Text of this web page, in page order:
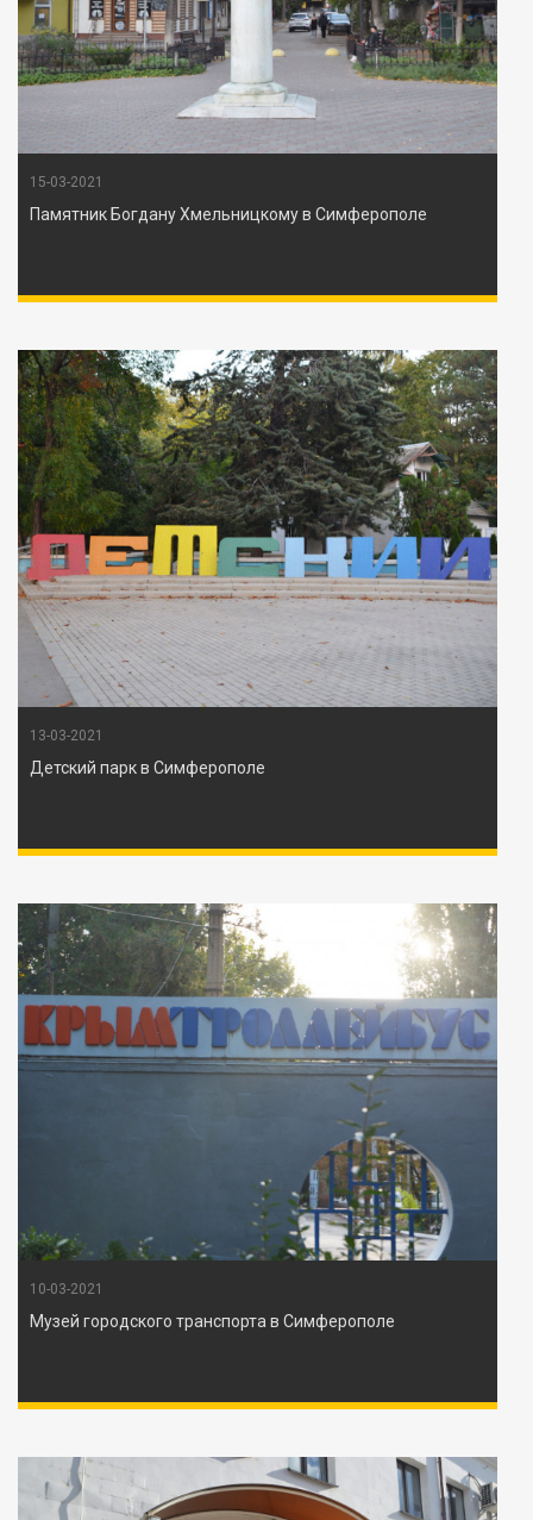
15-03-2021
Памятник Богдану Хмельницкому в Симферополе
13-03-2021
Детский парк в Симферополе
10-03-2021
Музей городского транспорта в Симферополе